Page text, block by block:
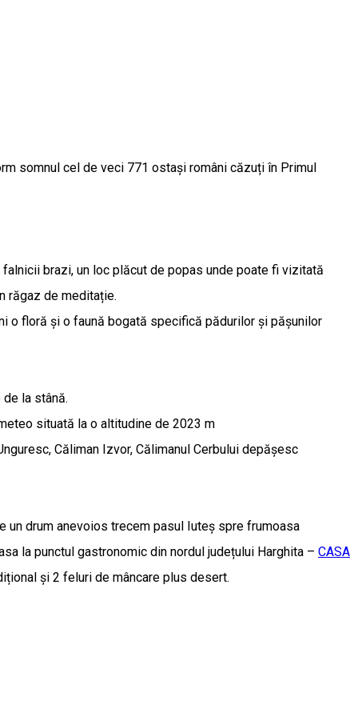
somnul cel de veci 771 ostași români căzuți în Primul
brazi, un loc plăcut de popas unde poate fi vizitată
răgaz de meditație.
o floră și o faună bogată specifică pădurilor și pășunilor
la stână.
situată la o altitudine de 2023 m
Căliman Izvor, Călimanul Cerbului depășesc
un drum anevoios trecem pasul Iuteș spre frumoasa
la punctul gastronomic din nordul județului Harghita – CASA
și 2 feluri de mâncare plus desert.